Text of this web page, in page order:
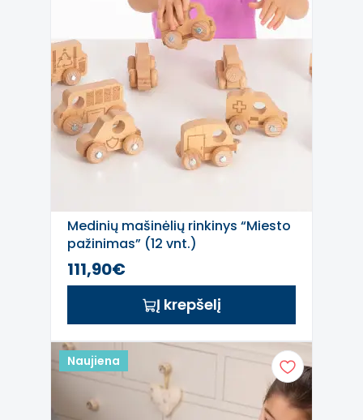
Medinių mašinėlių rinkinys “Miesto
pažinimas” (12 vnt.)
111,90€
Į krepšelį
Naujiena